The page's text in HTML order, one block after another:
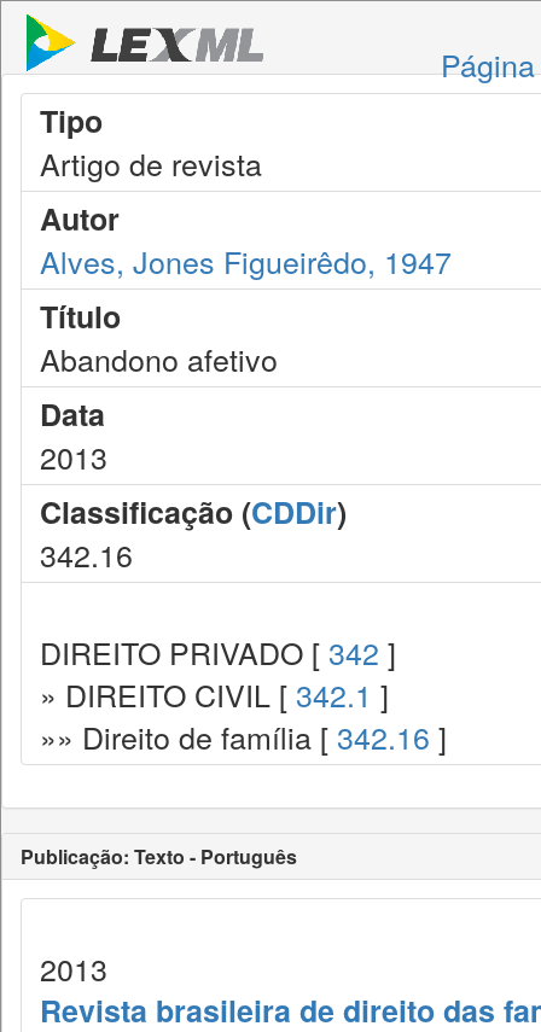
Tipo
Artigo de revista
Autor
Alves, Jones Figueirêdo, 1947
Título
Abandono afetivo
Data
2013
Classificação (CDDir)
342.16
DIREITO PRIVADO [ 342 ]
» DIREITO CIVIL [ 342.1 ]
»» Direito de família [ 342.16 ]
Publicação: Texto - Português
2013
Revista brasileira de direito das